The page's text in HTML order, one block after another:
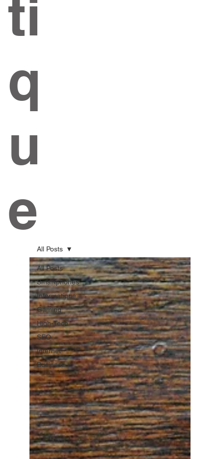
ti
q
u
e
All Posts
Smartphones
Informatique
Gaming
High-Tech
SEO
Internet
Business
All Posts